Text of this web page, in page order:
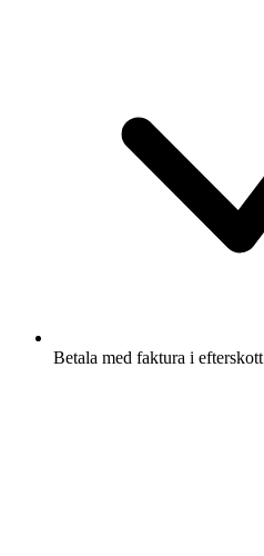
Betala med faktura i efterskott